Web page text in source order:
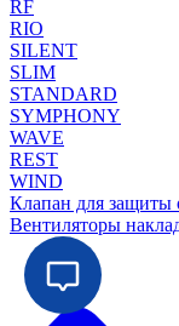
RF
RIO
SILENT
SLIM
STANDARD
SYMPHONY
WAVE
REST
WIND
Клапан для защиты
Вентиляторы